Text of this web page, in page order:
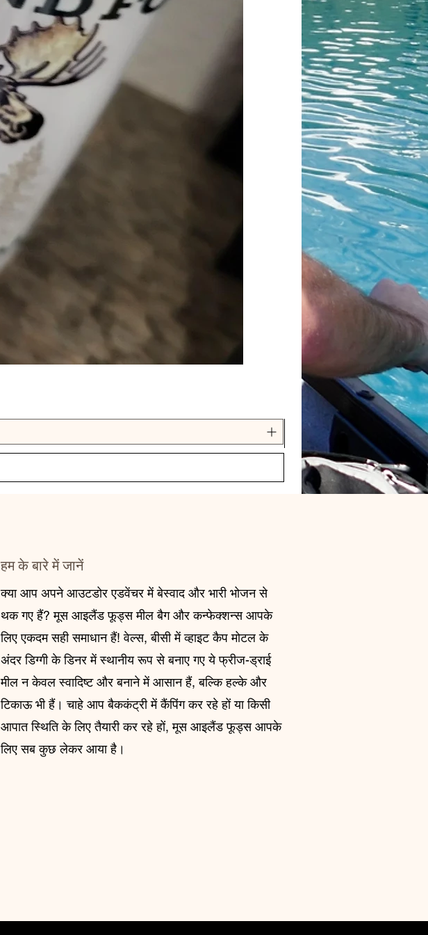
हम के बारे में जानें
क्या आप अपने आउटडोर एडवेंचर में बेस्वाद और भारी भोजन से
थक गए हैं? मूस आइलैंड फूड्स मील बैग और कन्फेक्शन्स आपके
लिए एकदम सही समाधान हैं! वेल्स, बीसी में व्हाइट कैप मोटल के
अंदर डिग्गी के डिनर में स्थानीय रूप से बनाए गए ये फ्रीज-ड्राई
मील न केवल स्वादिष्ट और बनाने में आसान हैं, बल्कि हल्के और
टिकाऊ भी हैं। चाहे आप बैककंट्री में कैंपिंग कर रहे हों या किसी
आपात स्थिति के लिए तैयारी कर रहे हों, मूस आइलैंड फूड्स आपके
लिए सब कुछ लेकर आया है।